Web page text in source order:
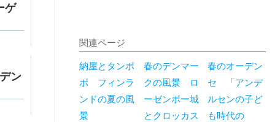
ゲ
ン
関連ページ
納屋とタンポ
ポ フィンラ
ンドの夏の風
景
春のデンマー
クの風景 ロ
ーゼンボー城
とクロッカス
春のオーデン
セ 「アンデ
ルセンの子ど
も時代の